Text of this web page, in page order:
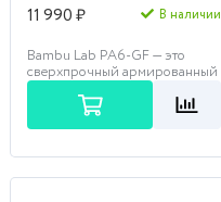
11 990 ₽
В наличии
Bambu Lab PA6-GF — это
сверхпрочный армированный
стекловолокном нейлон,
созданный для экстремальных
нагрузок и эксплуатац...